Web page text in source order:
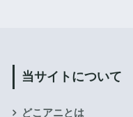
当サイトについて
どこアニとは